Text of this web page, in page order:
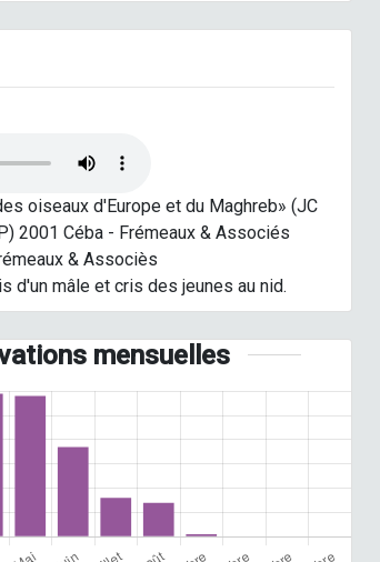
oiseaux d'Europe et du Maghreb» (JC
2001 Céba - Frémeaux & Associés
& Associès
d'un mâle et cris des jeunes au nid.
mensuelles